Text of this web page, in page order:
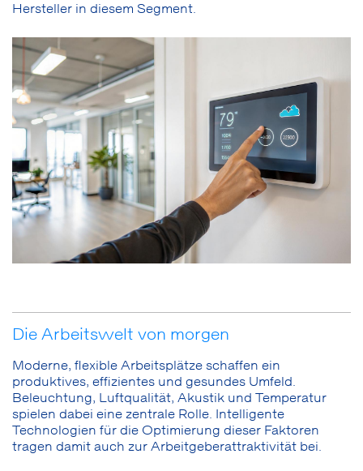
Hersteller in diesem Segment.
Die Arbeitswelt von morgen
Moderne, flexible Arbeitsplätze schaffen ein
produktives, effizientes und gesundes Umfeld.
Beleuchtung, Luftqualität, Akustik und Temperatur
spielen dabei eine zentrale Rolle. Intelligente
Technologien für die Optimierung dieser Faktoren
tragen damit auch zur Arbeitgeberattraktivität bei.